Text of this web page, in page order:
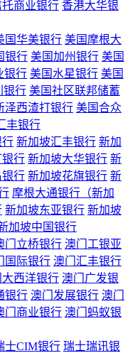
托商业银行 香港大华银
国华美银行 美国摩根大
银行 美国加州银行 美国
银行 美国水星银行 美国
银行 美国社区联邦储蓄
泽西渣打银行 美国合众
丰银行
行 新加坡汇丰银行 新加
行 新加坡大华银行 新
行 新加坡花旗银行 新
摩根大通银行（新加
新加坡东亚银行 新加坡
加坡中国银行
门立桥银行 澳门工银亚
国际银行 澳门汇丰银行
西洋银行 澳门广发银
银行 澳门发展银行 澳门
门商业银行 澳门蚂蚁银
士CIM银行 瑞士瑞讯银